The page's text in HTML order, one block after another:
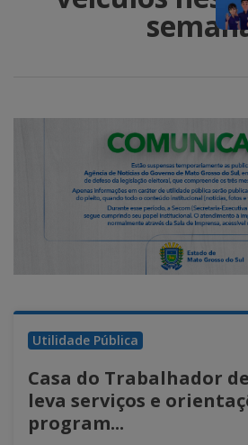
Utilidade Pública
Casa do Trabalhador
leva serviços e
program...